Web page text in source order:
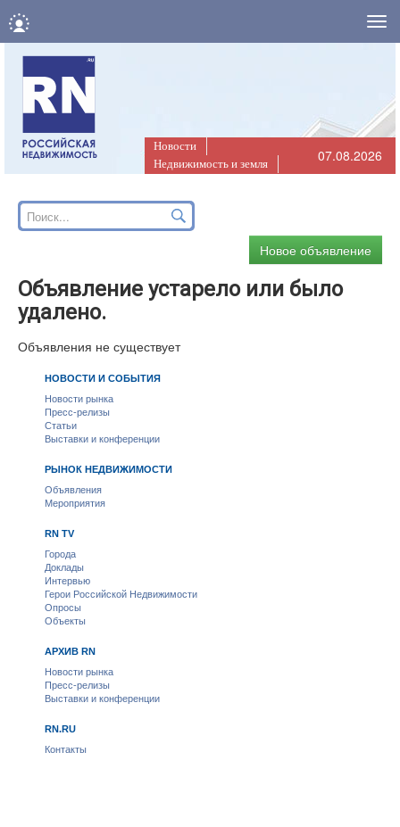
Новости
Недвижимость и земля
07.08.2026
Новое объявление
Объявление устарело или было
удалено.
Объявления не существует
НОВОСТИ И СОБЫТИЯ
Новости рынка
Пресс-релизы
Статьи
Выставки и конференции
РЫНОК НЕДВИЖИМОСТИ
Объявления
Мероприятия
RN TV
Города
Доклады
Интервью
Герои Российской Недвижимости
Опросы
Объекты
АРХИВ RN
Новости рынка
Пресс-релизы
Выставки и конференции
RN.RU
Контакты